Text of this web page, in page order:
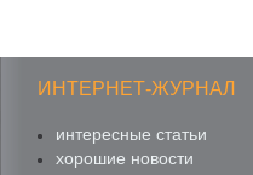
ИНТЕРНЕТ-ЖУРНАЛ
интересные статьи
хорошие новости